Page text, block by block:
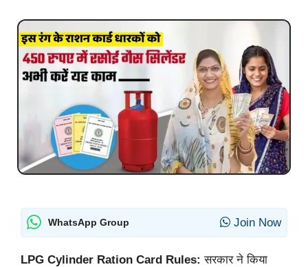
WhatsApp Group Join Now
LPG Cylinder Ration Card Rules:सरकार ने किया